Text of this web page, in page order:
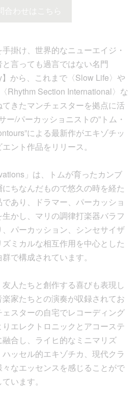
合わせはこちら
掛け、世界的なニューエイジ・
言っても過言ではない名門
】から、これまで〈Slow Life〉や
Rhythm Section International〉な
きたマンチェスターを拠点に活
ー/パーカッショニストの”トム・
による最新作がエキゾチッ
ント作品をリリース。
」は、トムが育ったカンブ
ちなんだもので悠久の時を経た
あり、ドラマー、パーカッショ
かし、マリの調律打楽器バラフ
パーカッション、シンセサイザ
ミカルな相互作用を中心とした
で構成されています。
人たちと創作する喜びも表現し
家たちとの演奏が収録されてお
スターの自宅でレコーディング
エレクトロニックとアコーステ
合し、ライヒ的なミニマリズ
ッセル的エキゾチカ、現代クラ
なエッセンスを感じることがで
います。